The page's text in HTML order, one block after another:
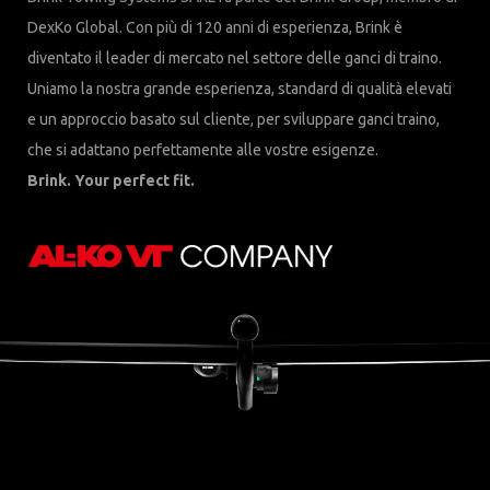
DexKo Global. Con più di 120 anni di esperienza, Brink è
diventato il leader di mercato nel settore delle ganci di traino.
Uniamo la nostra grande esperienza, standard di qualità elevati
e un approccio basato sul cliente, per sviluppare ganci traino,
che si adattano perfettamente alle vostre esigenze.
Brink. Your perfect fit.